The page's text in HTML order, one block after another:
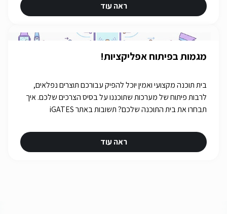
ראה עוד
מגמות בפיתוח אפליקציות!
בית תוכנה מקצועי ואמין יוכל להפיק עבורכם תוצרים נפלאים,
לרבות פיתוח של מערכות שתוכננו על בסיס הצרכים שלכם. איך
תבחרו את בית התוכנה שלכם? תשובות באתר iGATES
ראה עוד